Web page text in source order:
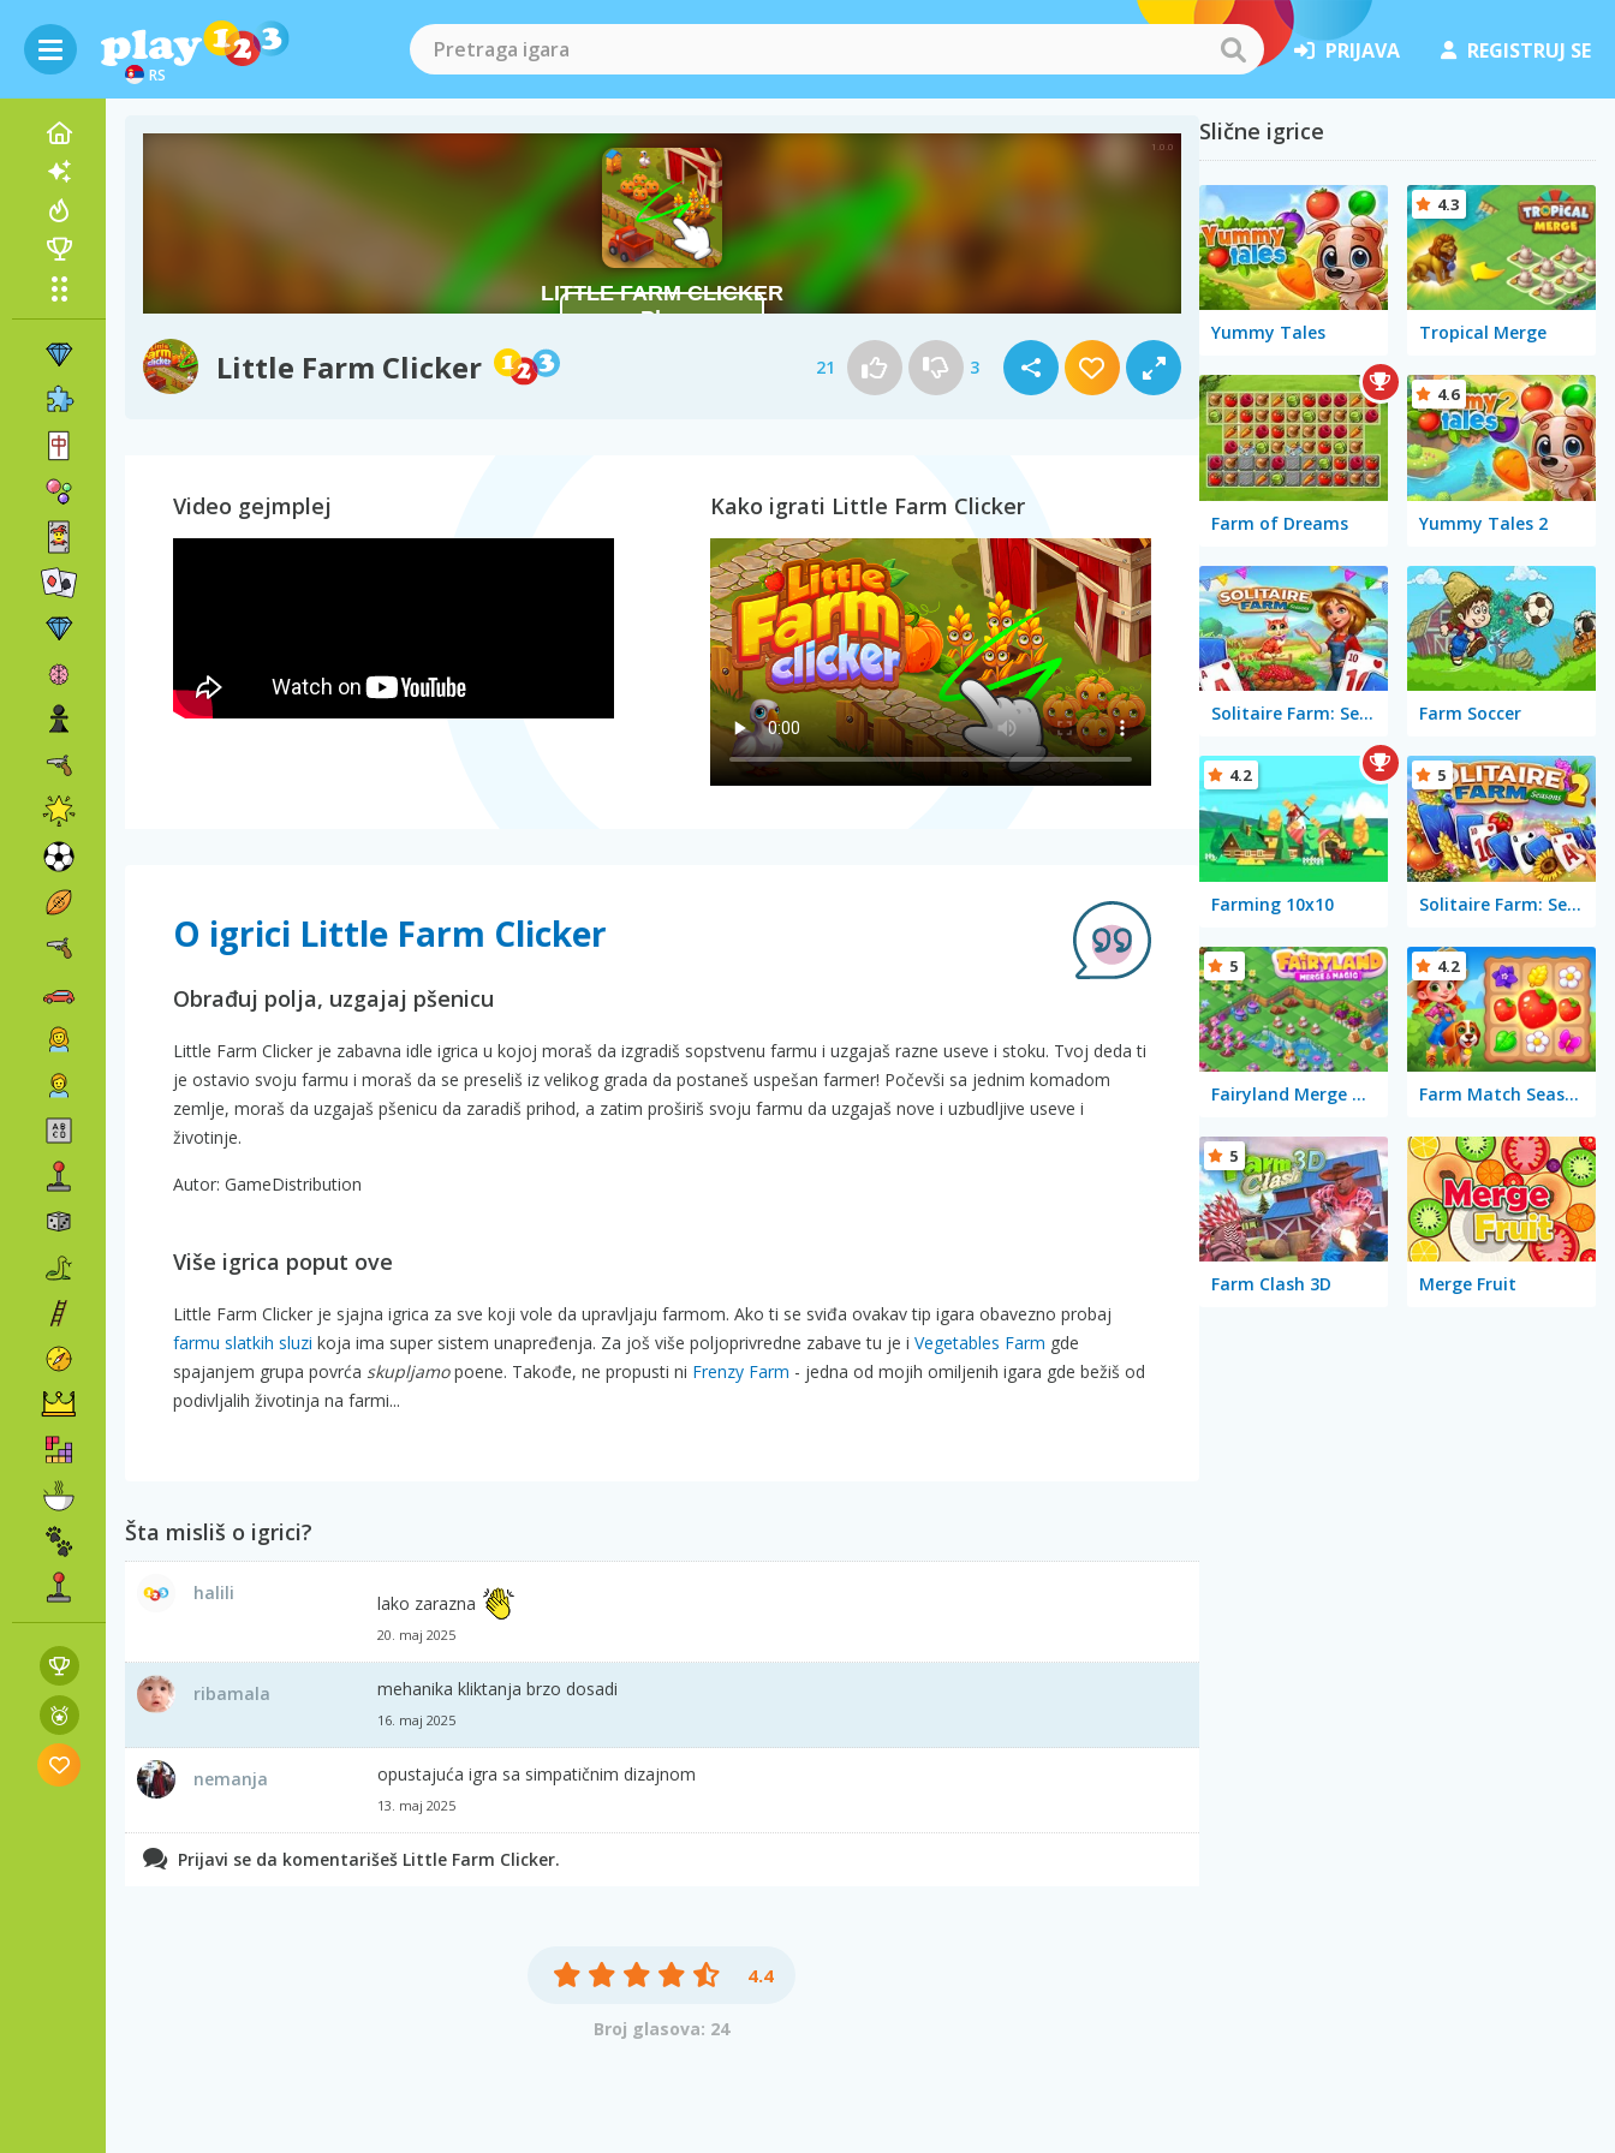
RS
PRIJAVA REGISTRUJ SE
Little Farm Clicker 21 3
Video gejmplej Kako igrati Little Farm Clicker
O igrici Little Farm Clicker
Obrađuj polja, uzgajaj pšenicu
Little Farm Clicker je zabavna idle igrica u kojoj moraš da izgradiš sopstvenu farmu i uzgajaš razne useve i stoku. Tvoj deda ti
je ostavio svoju farmu i moraš da se preseliš iz velikog grada da postaneš uspešan farmer! Počevši sa jednim komadom
zemlje, moraš da uzgajaš pšenicu da zaradiš prihod, a zatim proširiš svoju farmu da uzgajaš nove i uzbudljive useve i
životinje.
Autor: GameDistribution
Više igrica poput ove
Little Farm Clicker je sjajna igrica za sve koji vole da upravljaju farmom. Ako ti se sviđa ovakav tip igara obavezno probaj
farmu slatkih sluzi koja ima super sistem unapređenja. Za još više poljoprivredne zabave tu je i Vegetables Farm gde
spajanjem grupa povrća skupljamopoene. Takođe, ne propusti ni Frenzy Farm - jedna od mojih omiljenih igara gde bežiš od
podivljalih životinja na farmi...
Šta misliš o igrici?
halili lako zarazna
20. maj 2025
ribamala mehanika kliktanja brzo dosadi
16. maj 2025
nemanja opustajuća igra sa simpatičnim dizajnom
13. maj 2025
Prijavi se da komentarišeš Little Farm Clicker.
4.4
Broj glasova: 24
Slične igrice
Yummy Tales Tropical Merge
4.3
Farm of Dreams Yummy Tales 2
4.6
Solitaire Farm: Seasons Farm Soccer
Farming 10x10
4.2
Solitaire Farm: Seasons 2
5
Fairyland Merge & Magic
5
Farm Match Seasons
4.2
Farm Clash 3D
5
Merge Fruit